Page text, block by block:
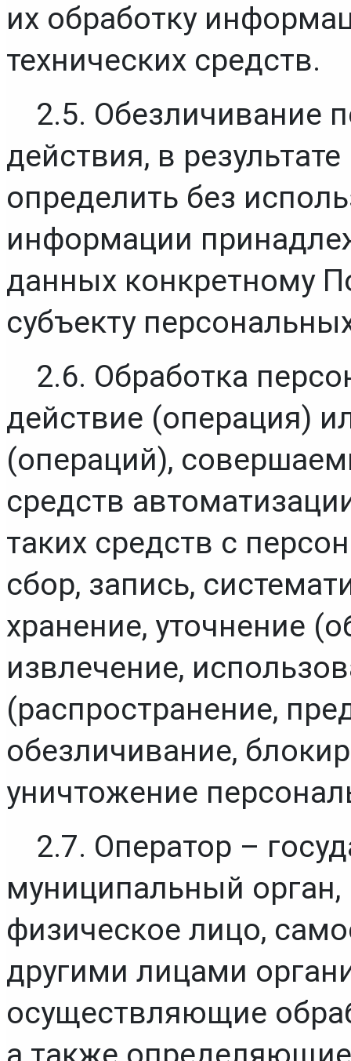
их обработку
технических средств.
2.5. Обезличивание
действия, в
определить без
информации
данных конкретному
субъекту
2.6. Обработка
действие (операция)
(операций),
средств
таких средств с
сбор, запись,
хранение, уточнение
извлечение,
(распространение,
обезличивание,
уничтожение
2.7. Оператор –
муниципальный
физическое лицо,
другими лицами
осуществляющие